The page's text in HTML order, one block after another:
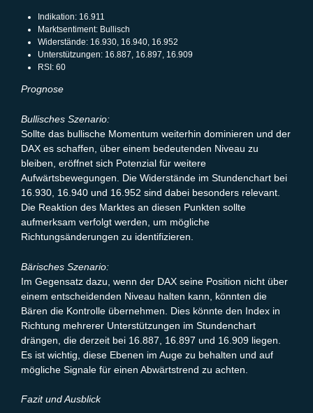
Indikation: 16.911
Marktsentiment: Bullisch
Widerstände: 16.930, 16.940, 16.952
Unterstützungen: 16.887, 16.897, 16.909
RSI: 60
Prognose
Bullisches Szenario:
Sollte das bullische Momentum weiterhin dominieren und der
DAX es schaffen, über einem bedeutenden Niveau zu
bleiben, eröffnet sich Potenzial für weitere
Aufwärtsbewegungen. Die Widerstände im Stundenchart bei
16.930, 16.940 und 16.952 sind dabei besonders relevant.
Die Reaktion des Marktes an diesen Punkten sollte
aufmerksam verfolgt werden, um mögliche
Richtungsänderungen zu identifizieren.
Bärisches Szenario:
Im Gegensatz dazu, wenn der DAX seine Position nicht über
einem entscheidenden Niveau halten kann, könnten die
Bären die Kontrolle übernehmen. Dies könnte den Index in
Richtung mehrerer Unterstützungen im Stundenchart
drängen, die derzeit bei 16.887, 16.897 und 16.909 liegen.
Es ist wichtig, diese Ebenen im Auge zu behalten und auf
mögliche Signale für einen Abwärtstrend zu achten.
Fazit und Ausblick